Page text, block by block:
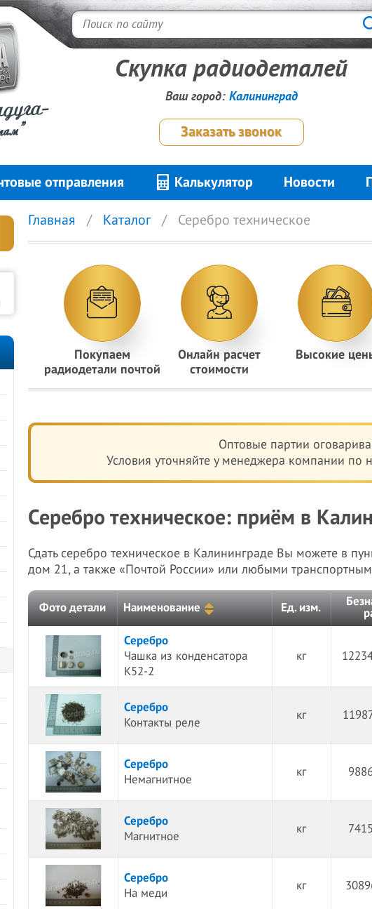
Скупка радиодеталей
Ваш город: Калининград
Заказать звонок
отправления Калькулятор Новости
Главная Каталог Серебро техническое
Покупаем
радиодетали почтой
Онлайн расчет
стоимости
Высокие
Оптовые партии
Условия уточняйте у менеджера компании по
Серебро техническое: приём в
Сдать серебро техническое в Калининграде Вы можете в
дом 21, а также «Почтой России» или любыми
Фото детали Наименование Ед. изм.
Серебро
Чашка из конденсатора
К52-2
кг
Серебро
Контакты реле
кг
Серебро
Немагнитное
кг
Серебро
Магнитное
кг
Серебро
На меди
кг